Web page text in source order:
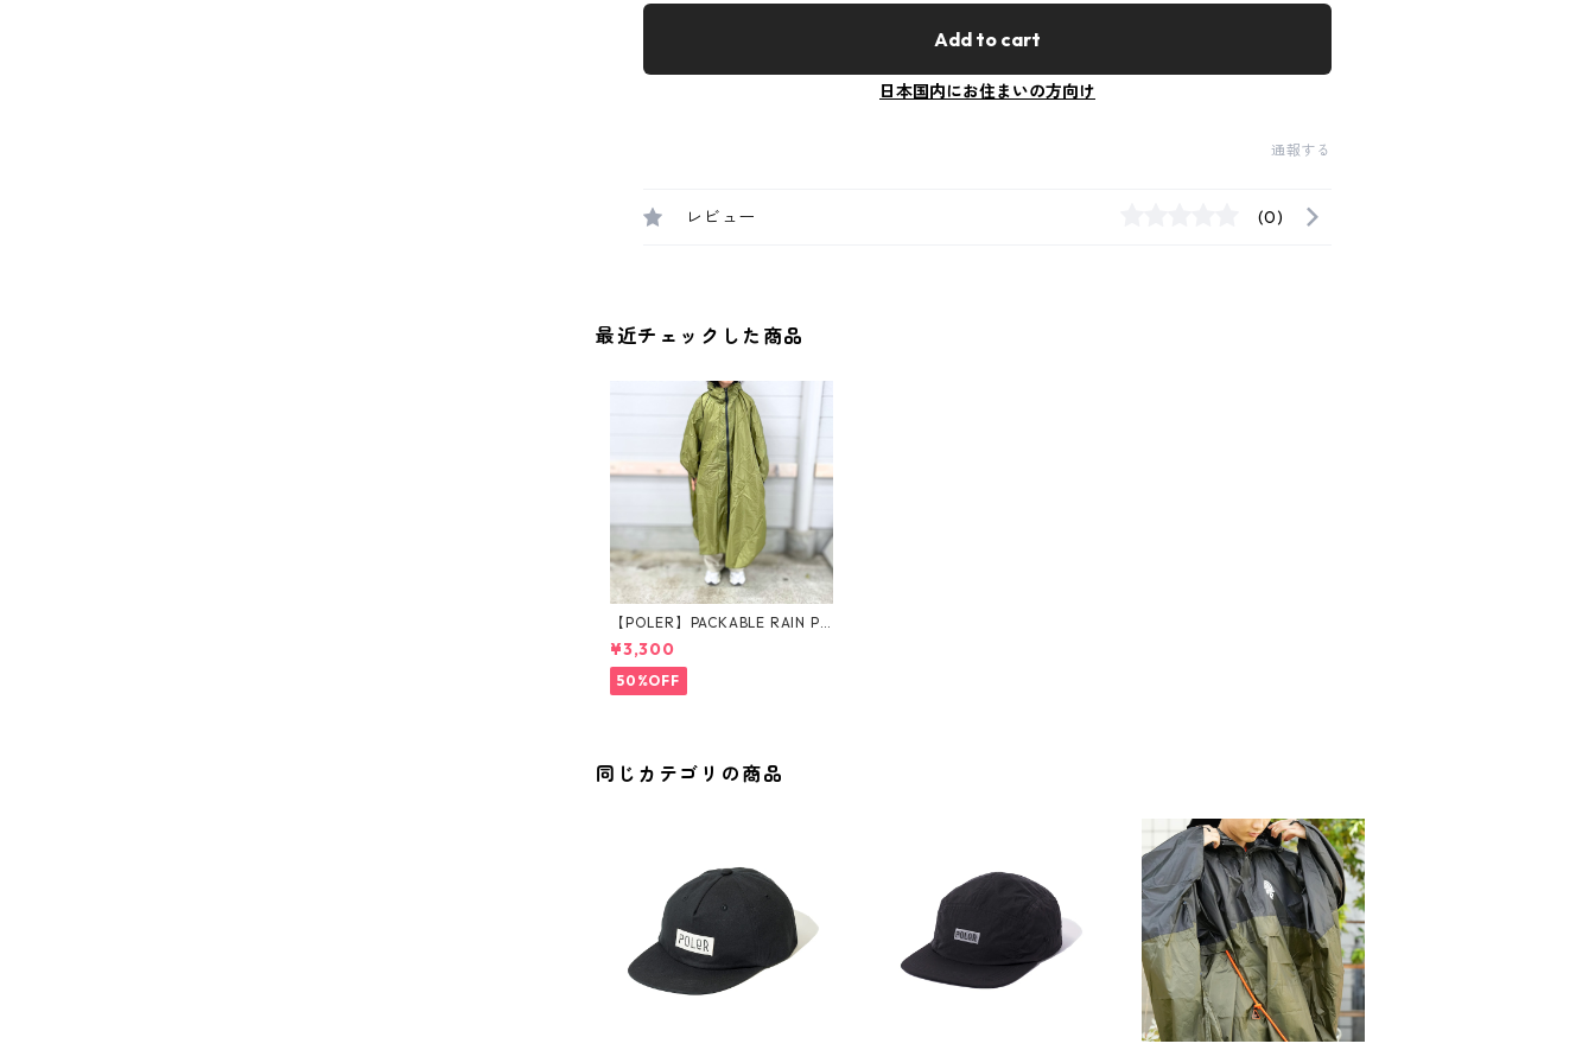
Add to cart
日本国内にお住まいの方向け
通報する
レビュー (0)
最近チェックした商品
【POLER】PACKABLE RAIN PO
NCHO
¥3,300
50%OFF
同じカテゴリの商品